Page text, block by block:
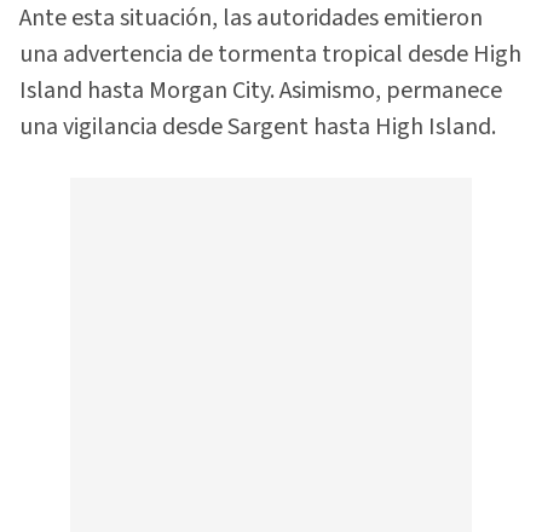
Ante esta situación, las autoridades emitieron
una advertencia de tormenta tropical desde High
Island hasta Morgan City. Asimismo, permanece
una vigilancia desde Sargent hasta High Island.